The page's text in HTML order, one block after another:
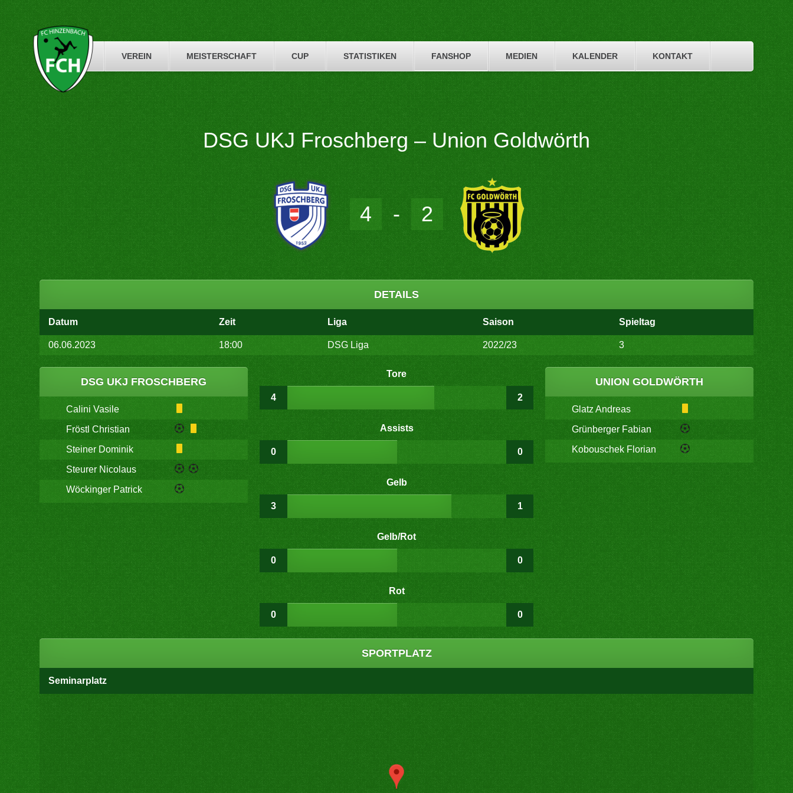
VEREIN MEISTERSCHAFT CUP STATISTIKEN FANSHOP MEDIEN KALENDER KONTAKT
DSG UKJ Froschberg – Union Goldwörth
4 - 2
DETAILS
Datum Zeit Liga Saison Spieltag
06.06.2023 18:00 DSG Liga 2022/23 3
DSG UKJ FROSCHBERG
Calini Vasile
Fröstl Christian
Steiner Dominik
Steurer Nicolaus
Wöckinger Patrick
UNION GOLDWÖRTH
Glatz Andreas
Grünberger Fabian
Kobouschek Florian
Tore
4 2
Assists
0 0
Gelb
3 1
Gelb/Rot
0 0
Rot
0 0
SPORTPLATZ
Seminarplatz